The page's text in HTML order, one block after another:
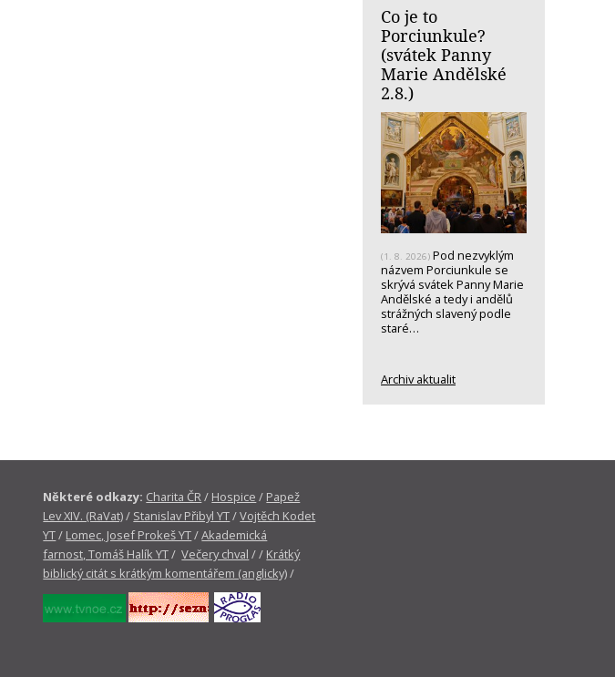
Co je to
Porciunkule?
(svátek Panny
Marie Andělské
2.8.)
(1. 8. 2026) Pod nezvyklým
názvem Porciunkule se
skrývá svátek Panny Marie
Andělské a tedy i andělů
strážných slavený podle
staré…
Archiv aktualit
Některé odkazy: Charita ČR/ Hospice / Papež
Lev XIV. (RaVat)/ Stanislav Přibyl YT/Vojtěch Kodet
YT/ Lomec, Josef Prokeš YT/Akademická
farnost, Tomáš Halík YT/Večery chval / / Krátký
biblický citát s krátkým komentářem (anglicky)/